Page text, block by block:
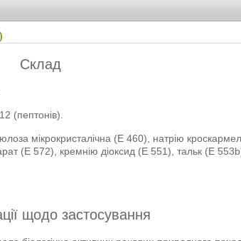
Склад
(пептонів).
мікрокристалічна (E 460), натрію
(E 572), кремнію діоксид (E 551), тальк (E
щодо застосування